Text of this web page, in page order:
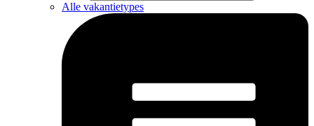
Alle vakantietypes